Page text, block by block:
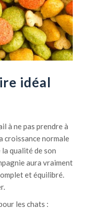
idéal
à ne pas prendre à
croissance normale
qualité de son
aura vraiment
et équilibré.
les chats :